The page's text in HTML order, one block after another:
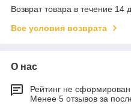
Возврат товара в течение 14
Все условия возврата
О нас
Рейтинг не сформирован
Менее 5 отзывов за